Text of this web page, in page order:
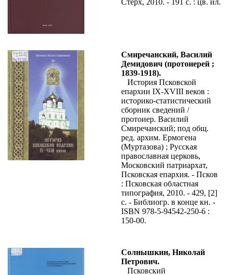
Стерх, 2010. - 191 с. : цв. ил.
Смиречанский, Василий
Демидович (протоиерей ;
1839-1918).
История Псковской
епархии IX-XVIII веков :
историко-статистический
сборник сведений /
протоиер. Василий
Смиречанский; под общ.
ред. архим. Ермогена
(Муртазова) ; Русская
православная церковь,
Московский патриархат,
Псковская епархия. - Псков
: Псковская областная
типография, 2010. - 429, [2]
с. - Библиогр. в конце кн. -
ISBN 978-5-94542-250-6 :
150-00.
Солнышкин, Николай
Петрович.
Псковский